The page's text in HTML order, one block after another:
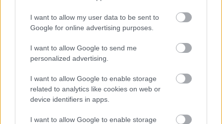
I want to allow my user data to be sent to
Google for online advertising purposes.
I want to allow Google to send me
personalized advertising.
I want to allow Google to enable storage
related to analytics like cookies on web or
device identifiers in apps.
I want to allow Google to enable storage
Forrás:Huffington Post